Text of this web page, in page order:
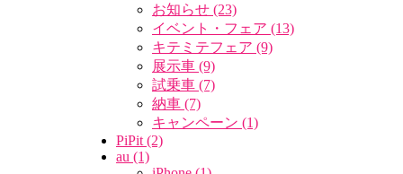
お知らせ (23)
イベント・フェア (13)
キテミテフェア (9)
展示車 (9)
試乗車 (7)
納車 (7)
キャンペーン (1)
PiPit (2)
au (1)